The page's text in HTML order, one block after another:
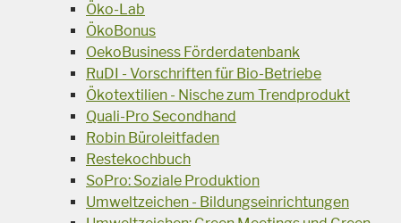
Öko-Lab
ÖkoBonus
OekoBusiness Förderdatenbank
RuDI - Vorschriften für Bio-Betriebe
Ökotextilien - Nische zum Trendprodukt
Quali-Pro Secondhand
Robin Büroleitfaden
Restekochbuch
SoPro: Soziale Produktion
Umweltzeichen - Bildungseinrichtungen